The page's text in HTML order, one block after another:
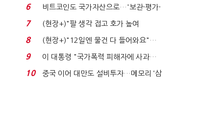
로봇·AI 등 논...
6
비트코인도 국가자산으로…'보관·평가·
처분' 기준은 ...
7
(현장+)"팔 생각 접고 호가 높여
요"…'덜 똘똘한 한 채' 20...
8
(현장+)"12일엔 물건 다 들어와요"…
빈 매대 채우며 문 연 ...
9
이 대통령 "국가폭력 피해자에 사과…
적극적 조사로 진...
10
중국 이어 대만도 설비투자…메모리 ‘삼